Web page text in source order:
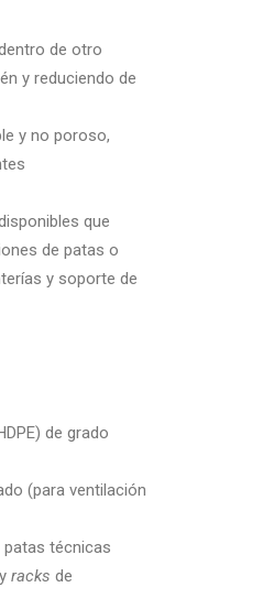
de otro
y reduciendo de
y no poroso,
que
de patas o
y soporte de
de grado
(para ventilación
técnicas
racks de